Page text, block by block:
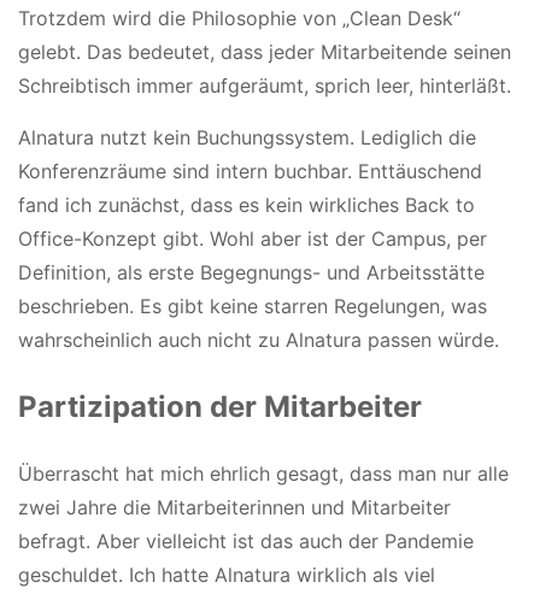
Trotzdem wird die Philosophie von „Clean Desk“
gelebt. Das bedeutet, dass jeder Mitarbeitende seinen
Schreibtisch immer aufgeräumt, sprich leer, hinterläßt.
Alnatura nutzt kein Buchungssystem. Lediglich die
Konferenzräume sind intern buchbar. Enttäuschend
fand ich zunächst, dass es kein wirkliches Back to
Office-Konzept gibt. Wohl aber ist der Campus, per
Definition, als erste Begegnungs- und Arbeitsstätte
beschrieben. Es gibt keine starren Regelungen, was
wahrscheinlich auch nicht zu Alnatura passen würde.
Partizipation der Mitarbeiter
Überrascht hat mich ehrlich gesagt, dass man nur alle
zwei Jahre die Mitarbeiterinnen und Mitarbeiter
befragt. Aber vielleicht ist das auch der Pandemie
geschuldet. Ich hatte Alnatura wirklich als viel